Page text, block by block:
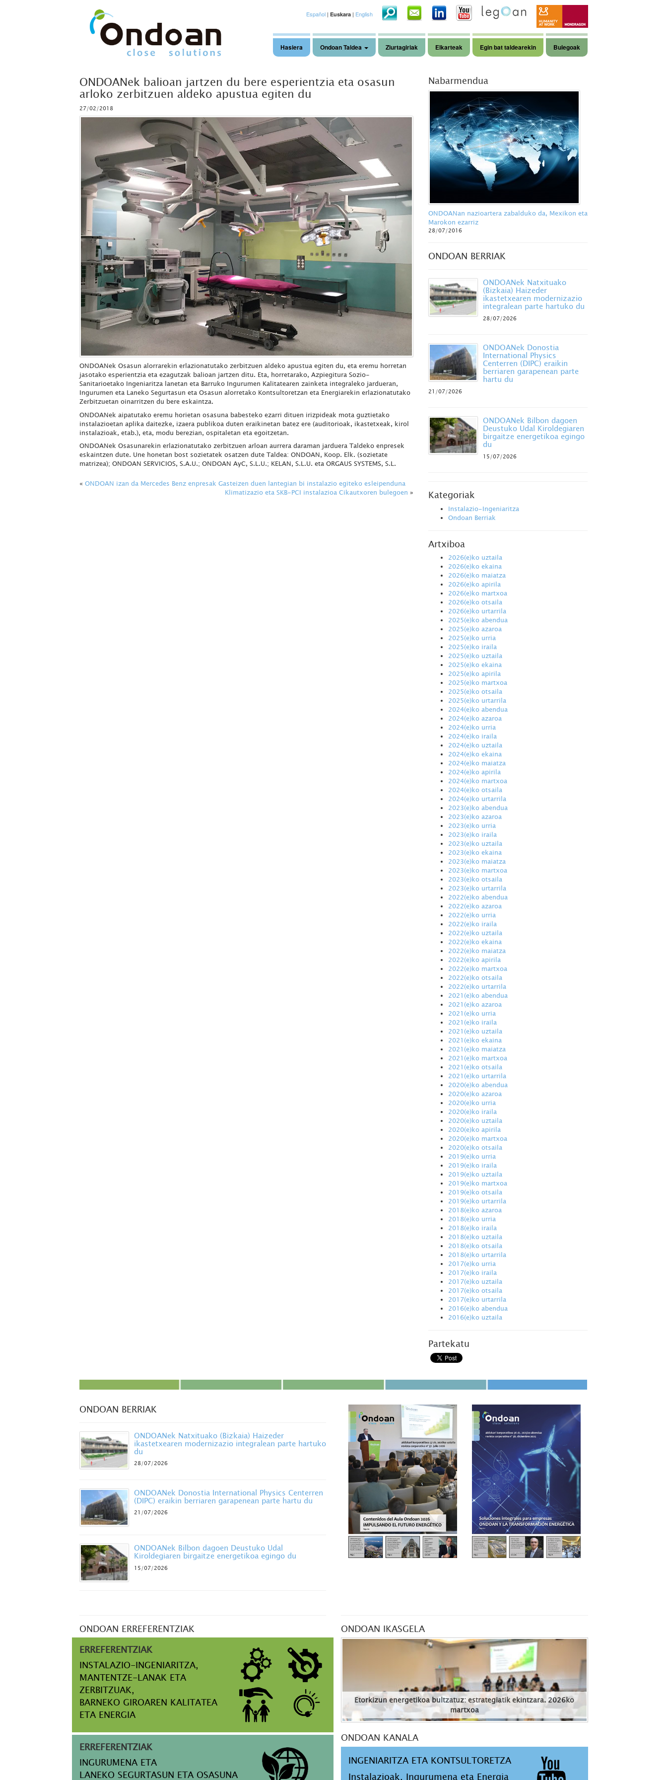
Español| Euskara| English
Hasiera Ondoan Taldea Ziurtagiriak Elkarteak Egin bat taldearekin Bulegoak
ONDOANek balioan jartzen du bere esperientzia eta osasun
arloko zerbitzuen aldeko apustua egiten du
27/02/2018
ONDOANek Osasun alorrarekin erlazionatutako zerbitzuen aldeko apustua egiten du, eta eremu horretan
jasotako esperientzia eta ezagutzak balioan jartzen ditu. Eta, horretarako, Azpiegitura Sozio-
Sanitarioetako Ingeniaritza lanetan eta Barruko Ingurumen Kalitatearen zainketa integraleko jardueran,
Ingurumen eta Laneko Segurtasun eta Osasun alorretako Kontsultoretzan eta Energiarekin erlazionatutako
Zerbitzuetan oinarritzen du bere eskaintza.
ONDOANek aipatutako eremu horietan osasuna babesteko ezarri dituen irizpideak mota guztietako
instalazioetan aplika daitezke, izaera publikoa duten eraikinetan batez ere (auditorioak, ikastetxeak, kirol
instalazioak, etab.), eta, modu berezian, ospitaletan eta egoitzetan.
ONDOANek Osasunarekin erlazionatutako zerbitzuen arloan aurrera daraman jarduera Taldeko enpresek
eskaintzen dute. Une honetan bost sozietatek osatzen dute Taldea: ONDOAN, Koop. Elk. (sozietate
matrizea); ONDOAN SERVICIOS, S.A.U.; ONDOAN AyC, S.L.U.; KELAN, S.L.U. eta ORGAUS SYSTEMS, S.L.
« ONDOAN izan da Mercedes Benz enpresak Gasteizen duen lantegian bi instalazio egiteko esleipenduna
Klimatizazio eta SKB-PCI instalazioa Cikautxoren bulegoen »
Nabarmendua
ONDOANan nazioartera zabalduko da, Mexikon eta
Marokon ezarriz
28/07/2016
ONDOAN BERRIAK
ONDOANek Natxituako
(Bizkaia) Haizeder
ikastetxearen modernizazio
integralean parte hartuko du
28/07/2026
ONDOANek Donostia
International Physics
Centerren (DIPC) eraikin
berriaren garapenean parte
hartu du
21/07/2026
ONDOANek Bilbon dagoen
Deustuko Udal Kiroldegiaren
birgaitze energetikoa egingo
du
15/07/2026
Kategoriak
Instalazio-Ingeniaritza
Ondoan Berriak
Artxiboa
2026(e)ko uztaila
2026(e)ko ekaina
2026(e)ko maiatza
2026(e)ko apirila
2026(e)ko martxoa
2026(e)ko otsaila
2026(e)ko urtarrila
2025(e)ko abendua
2025(e)ko azaroa
2025(e)ko urria
2025(e)ko iraila
2025(e)ko uztaila
2025(e)ko ekaina
2025(e)ko apirila
2025(e)ko martxoa
2025(e)ko otsaila
2025(e)ko urtarrila
2024(e)ko abendua
2024(e)ko azaroa
2024(e)ko urria
2024(e)ko iraila
2024(e)ko uztaila
2024(e)ko ekaina
2024(e)ko maiatza
2024(e)ko apirila
2024(e)ko martxoa
2024(e)ko otsaila
2024(e)ko urtarrila
2023(e)ko abendua
2023(e)ko azaroa
2023(e)ko urria
2023(e)ko iraila
2023(e)ko uztaila
2023(e)ko ekaina
2023(e)ko maiatza
2023(e)ko martxoa
2023(e)ko otsaila
2023(e)ko urtarrila
2022(e)ko abendua
2022(e)ko azaroa
2022(e)ko urria
2022(e)ko iraila
2022(e)ko uztaila
2022(e)ko ekaina
2022(e)ko maiatza
2022(e)ko apirila
2022(e)ko martxoa
2022(e)ko otsaila
2022(e)ko urtarrila
2021(e)ko abendua
2021(e)ko azaroa
2021(e)ko urria
2021(e)ko iraila
2021(e)ko uztaila
2021(e)ko ekaina
2021(e)ko maiatza
2021(e)ko martxoa
2021(e)ko otsaila
2021(e)ko urtarrila
2020(e)ko abendua
2020(e)ko azaroa
2020(e)ko urria
2020(e)ko iraila
2020(e)ko uztaila
2020(e)ko apirila
2020(e)ko martxoa
2020(e)ko otsaila
2019(e)ko urria
2019(e)ko iraila
2019(e)ko uztaila
2019(e)ko martxoa
2019(e)ko otsaila
2019(e)ko urtarrila
2018(e)ko azaroa
2018(e)ko urria
2018(e)ko iraila
2018(e)ko uztaila
2018(e)ko otsaila
2018(e)ko urtarrila
2017(e)ko urria
2017(e)ko iraila
2017(e)ko uztaila
2017(e)ko otsaila
2017(e)ko urtarrila
2016(e)ko abendua
2016(e)ko uztaila
Partekatu
ONDOAN BERRIAK
ONDOANek Natxituako (Bizkaia) Haizeder
ikastetxearen modernizazio integralean parte hartuko
du
28/07/2026
ONDOANek Donostia International Physics Centerren
(DIPC) eraikin berriaren garapenean parte hartu du
21/07/2026
ONDOANek Bilbon dagoen Deustuko Udal
Kiroldegiaren birgaitze energetikoa egingo du
15/07/2026
ONDOAN ERREFERENTZIAK
ERREFERENTZIAK
INSTALAZIO-INGENIARITZA,
MANTENTZE-LANAK ETA
ZERBITZUAK,
BARNEKO GIROAREN KALITATEA
ETA ENERGIA
ERREFERENTZIAK
INGURUMENA ETA
LANEKO SEGURTASUN ETA OSASUNA
ONDOAN IKASGELA
Etorkizun energetikoa bultzatuz: estrategiatik ekintzara. 2026ko
martxoa
ONDOAN KANALA
INGENIARITZA ETA KONTSULTORETZA
Instalazioak, Ingurumena eta Energia